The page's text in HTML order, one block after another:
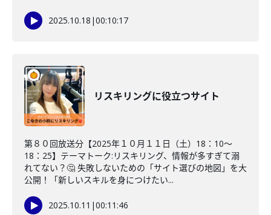
2025.10.18 |00:10:17
リスキリングに役立つサイト
第８０回放送分【2025年１０月１１日（土）18：10～
18：25】テーマトーク:リスキリング、情報が多すぎて溺
れてない？🤔 失敗しないための「サイト選びの地図」を大
公開！「新しいスキルを身につけたい...
2025.10.11 |00:11:46